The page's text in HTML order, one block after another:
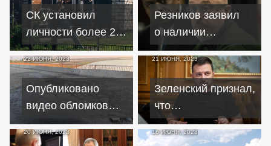
баллов за участие в
СВО
Времевского
выступа
СК установил
личности более 200
погибших и
без вести
пропавших в ходе
Резников заявил
о наличии
у Украины резервов
с танками и
бронетехникой
22 ИЮНЯ, 2023
Опубликовано
видео обломков
ракет Storm
Shadow, ударивших
21 ИЮНЯ, 2023
Зеленский признал,
что
контрнаступление
идет медленнее,
20 ИЮНЯ, 2023 16 ИЮНЯ, 2023